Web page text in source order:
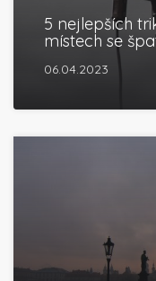
5 nejlepších
místech se
06.04.2023